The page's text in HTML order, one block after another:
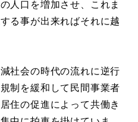
人口を増加させ、これま
る事が出来ればそれに越
社会の時代の流れに逆行
制を緩和して民間事業者
住の促進によって共働き